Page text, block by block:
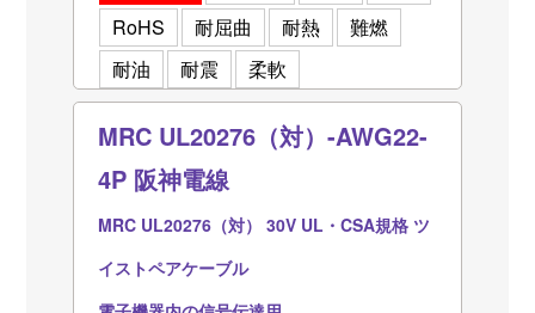
RoHS
耐屈曲 耐熱
難燃
耐油
耐震 柔軟
MRC UL20276（対）-AWG22-
4P 阪神電線
MRC UL20276（対） 30V UL・CSA規格 ツ
イストペアケーブル